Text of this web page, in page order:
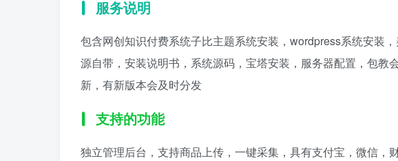
服务说明
包含网创知识付费系统子比主题系统安装，wordpress系统安装
源自带，安装说明书，系统源码，宝塔安装，服务器配置，包教
新，有新版本会及时分发
支持的功能
独立管理后台，支持商品上传，一键采集，具有支付宝，微信，